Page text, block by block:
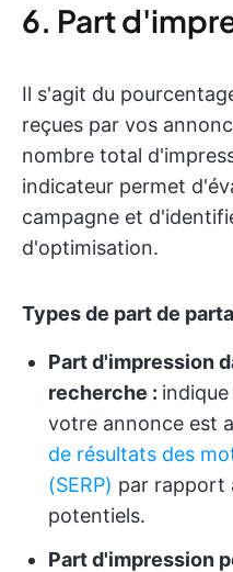
6. Part
Il s'agit du
reçues par vos
nombre total
indicateur permet
campagne et
d'optimisation.
Types de part de
Part d'impression
recherche :
votre annonce est
de résultats des
(SERP) par rapport
potentiels.
Part d'impression